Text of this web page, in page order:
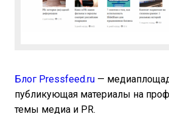
Блог Pressfeed.ru —
публикующая материалы на
темы медиа и PR.